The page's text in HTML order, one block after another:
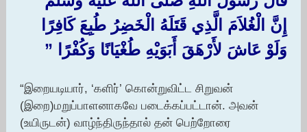
إِنَّ الْغُلاَمَ الَّذِي قَتَلَهُ الْخَضِرُ طُبِعَ كَافِرًا
وَلَوْ عَاشَ لأَرْهَقَ أَبَوَيْهِ طُغْيَانًا وَكُفْرًا ‏”‏
“இறையடியார், ‘களிர்’ கொன்றுவிட்ட சிறுவன்
(இறை)மறுப்பாளனாகவே படைக்கப்பட்டான். அவன்
(உயிருடன்) வாழ்ந்திருந்தால் தன் பெற்றோரை